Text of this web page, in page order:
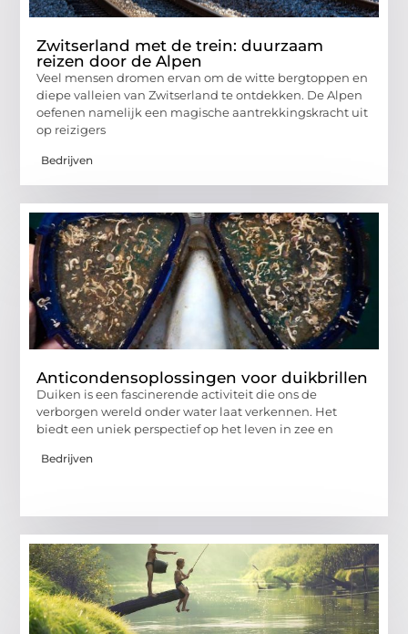
Zwitserland met de trein: duurzaam
reizen door de Alpen
Veel mensen dromen ervan om de witte bergtoppen en
diepe valleien van Zwitserland te ontdekken. De Alpen
oefenen namelijk een magische aantrekkingskracht uit
op reizigers
Bedrijven
Anticondensoplossingen voor duikbrillen
Duiken is een fascinerende activiteit die ons de
verborgen wereld onder water laat verkennen. Het
biedt een uniek perspectief op het leven in zee en
Bedrijven